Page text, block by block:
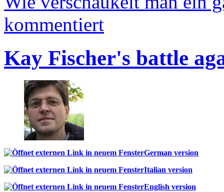
kommentiert
Kay Fischer's battle
German version
Italian version
English version